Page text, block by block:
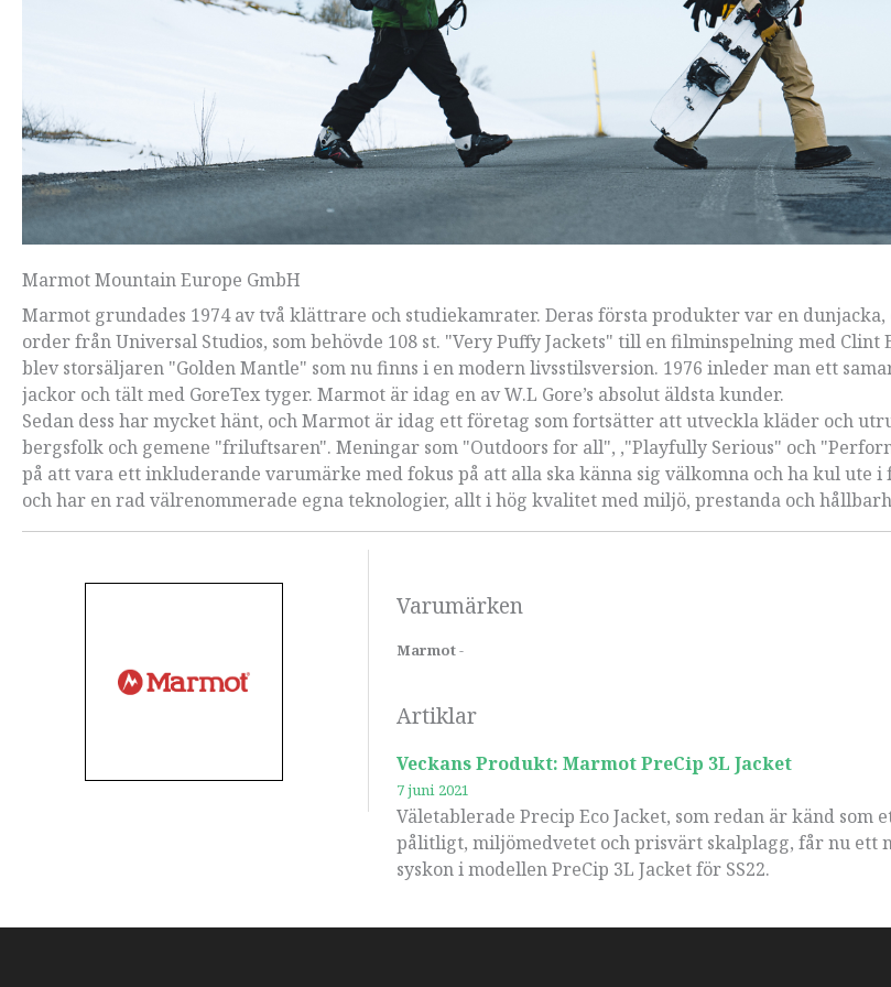
Marmot Mountain Europe GmbH
Marmot grundades 1974 av två klättrare och studiekamrater. Deras första produkter var en
order från Universal Studios, som behövde 108 st. "Very Puffy Jackets" till en filminspelning med
blev storsäljaren "Golden Mantle" som nu finns i en modern livsstilsversion. 1976 inleder man ett
jackor och tält med GoreTex tyger. Marmot är idag en av W.L Gore’s absolut äldsta kunder.
Sedan dess har mycket hänt, och Marmot är idag ett företag som fortsätter att utveckla kläder och
bergsfolk och gemene "friluftsaren". Meningar som "Outdoors for all", ,"Playfully Serious" och
på att vara ett inkluderande varumärke med fokus på att alla ska känna sig välkomna och ha kul
och har en rad välrenommerade egna teknologier, allt i hög kvalitet med miljö, prestanda och
Varumärken
Marmot-
Artiklar
Veckans Produkt: Marmot PreCip 3L Jacket
7 juni 2021
Väletablerade Precip Eco Jacket, som redan är känd som
pålitligt, miljömedvetet och prisvärt skalplagg, får nu ett
syskon i modellen PreCip 3L Jacket för SS22.